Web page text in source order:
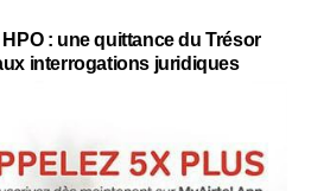
: une quittance du Trésor
interrogations juridiques